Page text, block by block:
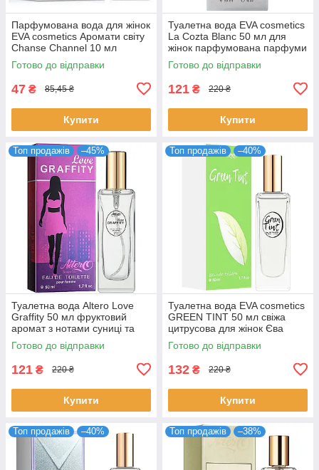
Парфумована вода для жінок
EVA cosmetics Аромати світу
Chanse Channel 10 мл
(01330100101)
Готово до відправки
47 ₴ 85,45 ₴
Купити
Туалетна вода EVA cosmetics
La Cozta Blanc 50 мл для
жінок парфумована парфуми
Ева косметікс
4820107133243
Готово до відправки
121 ₴ 220 ₴
Купити
Топ продажів –45%
Туалетна вода Altero Love
Graffity 50 мл фруктовий
аромат з нотами суниці та
ванілі для жінок стійка
Альтеро
Готово до відправки
121 ₴ 220 ₴
Купити
Топ продажів –40%
Туалетна вода EVA cosmetics
GREEN TINT 50 мл свіжа
цитрусова для жінок Єва
Косметікс
Готово до відправки
132 ₴ 220 ₴
Купити
Топ продажів –40% Топ продажів –38%